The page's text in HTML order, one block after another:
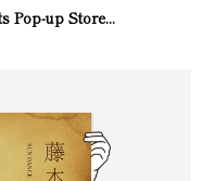
Pop-up Store...